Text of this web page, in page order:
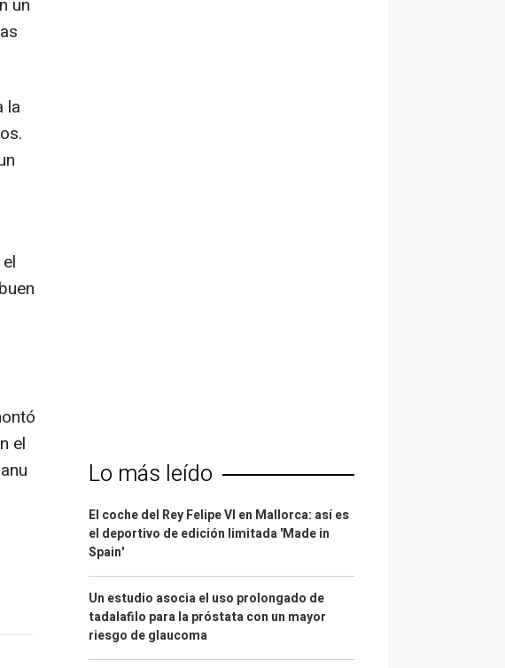
la
el
Lo más leído
El coche del Rey Felipe VI en Mallorca: así es
el deportivo de edición limitada 'Made in
Spain'
Un estudio asocia el uso prolongado de
tadalafilo para la próstata con un mayor
riesgo de glaucoma